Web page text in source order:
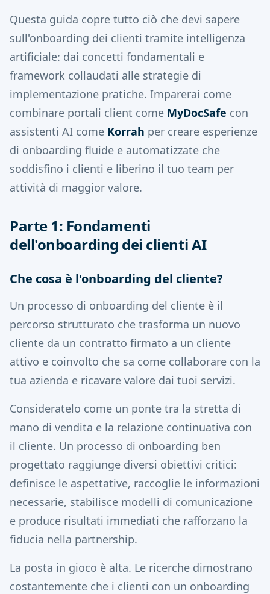
Questa guida copre tutto ciò che devi sapere
sull'onboarding dei clienti tramite intelligenza
artificiale: dai concetti fondamentali e
framework collaudati alle strategie di
implementazione pratiche. Imparerai come
combinare portali client come MyDocSafe con
assistenti AI come Korrah per creare esperienze
di onboarding fluide e automatizzate che
soddisfino i clienti e liberino il tuo team per
attività di maggior valore.
Parte 1: Fondamenti
dell'onboarding dei clienti AI
Che cosa è l'onboarding del cliente?
Un processo di onboarding del cliente è il
percorso strutturato che trasforma un nuovo
cliente da un contratto firmato a un cliente
attivo e coinvolto che sa come collaborare con la
tua azienda e ricavare valore dai tuoi servizi.
Consideratelo come un ponte tra la stretta di
mano di vendita e la relazione continuativa con
il cliente. Un processo di onboarding ben
progettato raggiunge diversi obiettivi critici:
definisce le aspettative, raccoglie le informazioni
necessarie, stabilisce modelli di comunicazione
e produce risultati immediati che rafforzano la
fiducia nella partnership.
La posta in gioco è alta. Le ricerche dimostrano
costantemente che i clienti con un onboarding